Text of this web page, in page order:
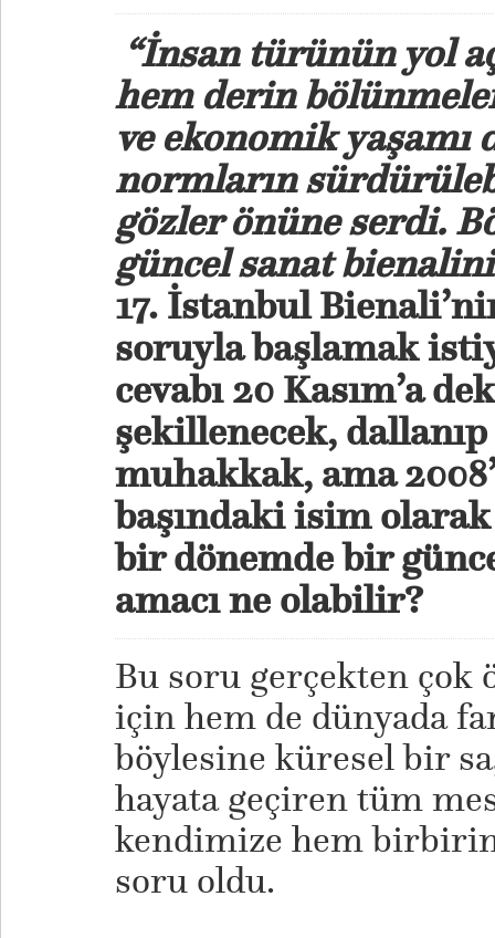
“İnsan türünün yol
hem derin
ve ekonomik yaşamı
normların
gözler önüne serdi.
güncel sanat
17. İstanbul
soruyla başlamak
cevabı 20 Kasım’a
şekillenecek,
muhakkak, ama
başındaki isim
bir dönemde bir
amacı ne olabilir?
Bu soru gerçekten
için hem de dünyada
böylesine küresel bir
hayata geçiren tüm
kendimize hem
soru oldu.